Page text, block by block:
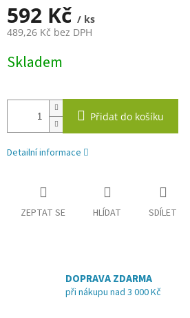
592 Kč / ks
489,26 Kč bez DPH
cena:
Skladem
Přidat do košíku
Detailní informace
ZEPTAT SE HLÍDAT SDÍLET
DOPRAVA ZDARMA
při nákupu nad 3 000 Kč